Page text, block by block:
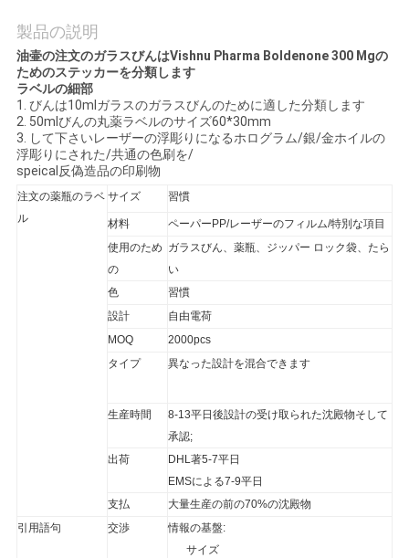
絡
し
な
さ
い
ニ
図
製品の説明
油壷の注文のガラスびんはVishnu Pharma Boldenone 300 Mgの
ためのステッカーを分類します
ラベルの細部
1. びんは10mlガラスのガラスびんのために適した分類します
2. 50mlびんの丸薬ラベルのサイズ60*30mm
3. して下さいレーザーの浮彫りになるホログラム/銀/金ホイルの
浮彫りにされた/共通の色刷を/
speical反偽造品の印刷物
注文の薬瓶のラベ
ル
サイズ 習慣
材料
ペーパーPP/レーザーのフィルム/特別な項目
使用のため
の
ガラスびん、薬瓶、ジッパー ロック袋、たら
い
色
習慣
設計
自由電荷
MOQ
2000pcs
タイプ
異なった設計を混合できます
生産時間
8-13平日後設計の受け取られた沈殿物そして
承認;
出荷
DHL著5-7平日
EMSによる7-9平日
支払
大量生産の前の70%の沈殿物
引用語句
交渉
情報の基盤:
サイズ